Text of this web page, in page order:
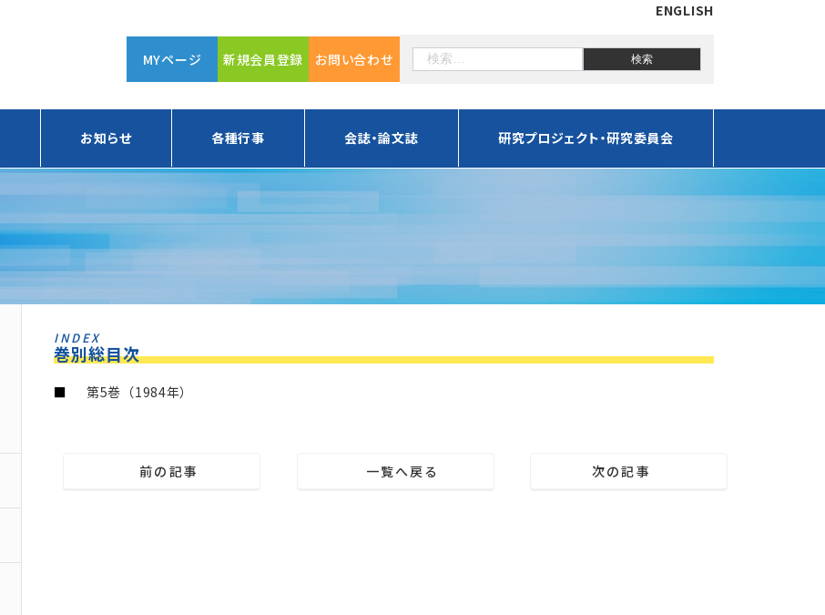
ENGLISH
MYページ 新規会員登録 お問い合わせ
お知らせ 各種行事 会誌・論文誌 研究プロジェクト・研究委員会
INDEX
巻別総目次
第5巻（1984年）
前の記事 一覧へ戻る 次の記事